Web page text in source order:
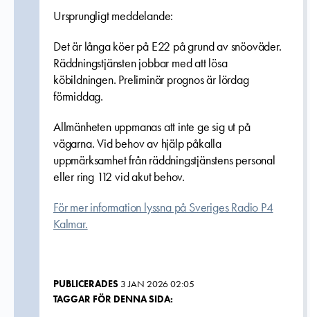
Ursprungligt meddelande:
Det är långa köer på E22 på grund av snöoväder.
Räddningstjänsten jobbar med att lösa
köbildningen. Preliminär prognos är lördag
förmiddag.
Allmänheten uppmanas att inte ge sig ut på
vägarna. Vid behov av hjälp påkalla
uppmärksamhet från räddningstjänstens personal
eller ring 112 vid akut behov.
För mer information lyssna på Sveriges Radio P4
Kalmar.
PUBLICERADES 3 JAN 2026 02:05
TAGGAR FÖR DENNA SIDA: